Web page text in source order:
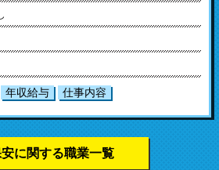
年収給与 仕事内容
に関する職業一覧